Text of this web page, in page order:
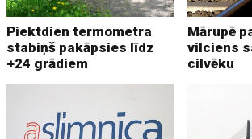
Piektdien termometra
stabiņš pakāpsies līdz
+24 grādiem
Mārupē
vilciens
cilvēku